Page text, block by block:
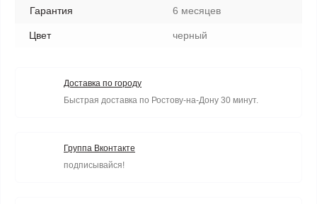
Гарантия 6 месяцев
Цвет черный
Доставка по городу
Быстрая доставка по Ростову-на-Дону 30 минут.
Группа Вконтакте
подписывайся!